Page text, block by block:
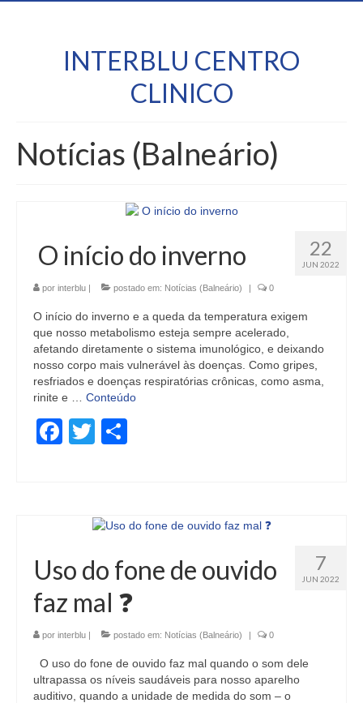
INTERBLU CENTRO
CLINICO
Notícias (Balneário)
22
JUN 2022
O início do inverno
por interblu postado em: Notícias (Balneário) 0
O início do inverno e a queda da temperatura exigem
que nosso metabolismo esteja sempre acelerado,
afetando diretamente o sistema imunológico, e deixando
nosso corpo mais vulnerável às doenças. Como gripes,
resfriados e doenças respiratórias crônicas, como asma,
rinite e … Conteúdo
Facebook
Twitter
7
JUN 2022
Uso do fone de ouvido
faz mal ❓
por interblu | postado em: Notícias (Balneário) | 0
O uso do fone de ouvido faz mal quando o som dele
ultrapassa os níveis saudáveis para nosso aparelho
auditivo, quando a unidade de medida do som – o